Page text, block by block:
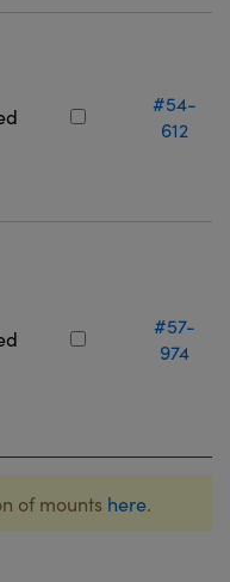
#54-
612
#57-
974
of mounts here.